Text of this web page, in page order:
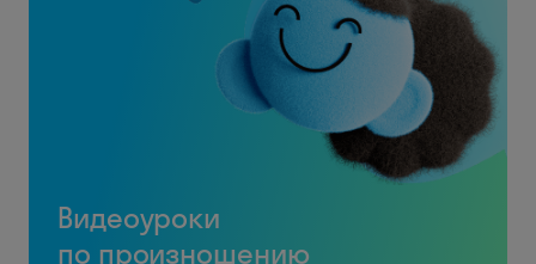
Видеоуроки
по произношению